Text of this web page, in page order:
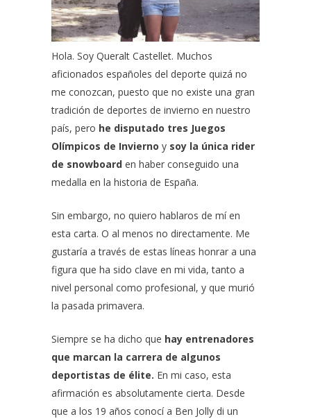
Hola. Soy Queralt Castellet. Muchos
aficionados españoles del deporte quizá no
me conozcan, puesto que no existe una gran
tradición de deportes de invierno en nuestro
país, pero he disputado tres Juegos
Olímpicos de Invierno y soy la única rider
de snowboard en haber conseguido una
medalla en la historia de España.
Sin embargo, no quiero hablaros de mí en
esta carta. O al menos no directamente. Me
gustaría a través de estas líneas honrar a una
figura que ha sido clave en mi vida, tanto a
nivel personal como profesional, y que murió
la pasada primavera.
Siempre se ha dicho que hay entrenadores
que marcan la carrera de algunos
deportistas de élite. En mi caso, esta
afirmación es absolutamente cierta. Desde
que a los 19 años conocí a Ben Jolly di un